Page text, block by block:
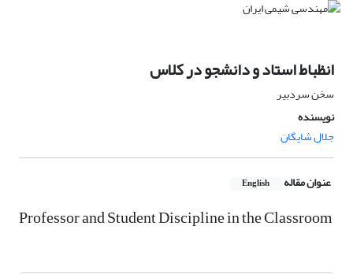
انظباط استاد و دانشجو در کلاس
سخن سردبیر
نویسنده
جلال شایگان
عنوان مقاله English
Professor and Student Discipline in the Classroom